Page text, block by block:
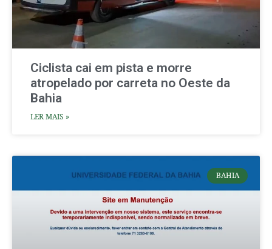
Ciclista cai em pista e morre
atropelado por carreta no Oeste da
Bahia
LER MAIS »
BAHIA